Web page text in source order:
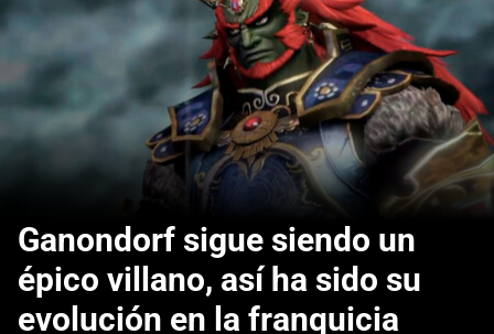
Ganondorf sigue siendo un
épico villano, así ha sido su
evolución en la franquicia